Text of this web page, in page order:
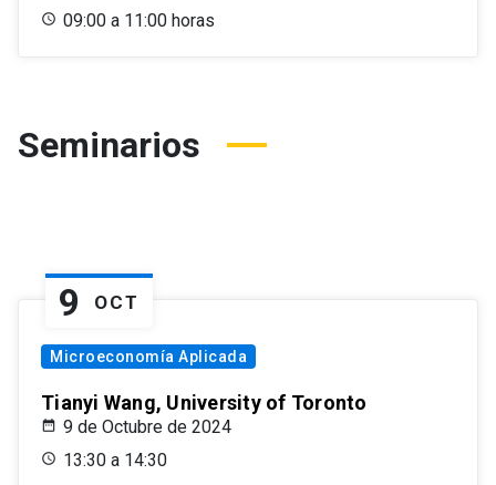
09:00 a 11:00 horas
Seminarios
9 OCT
Microeconomía Aplicada
Tianyi Wang, University of Toronto
9 de Octubre de 2024
13:30 a 14:30